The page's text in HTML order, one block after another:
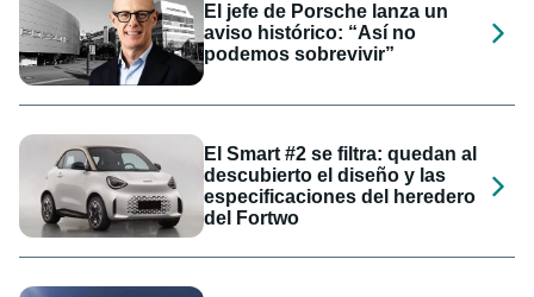
El jefe de Porsche lanza un
aviso histórico: “Así no
podemos sobrevivir”
El Smart #2 se filtra: quedan al
descubierto el diseño y las
especificaciones del heredero
del Fortwo